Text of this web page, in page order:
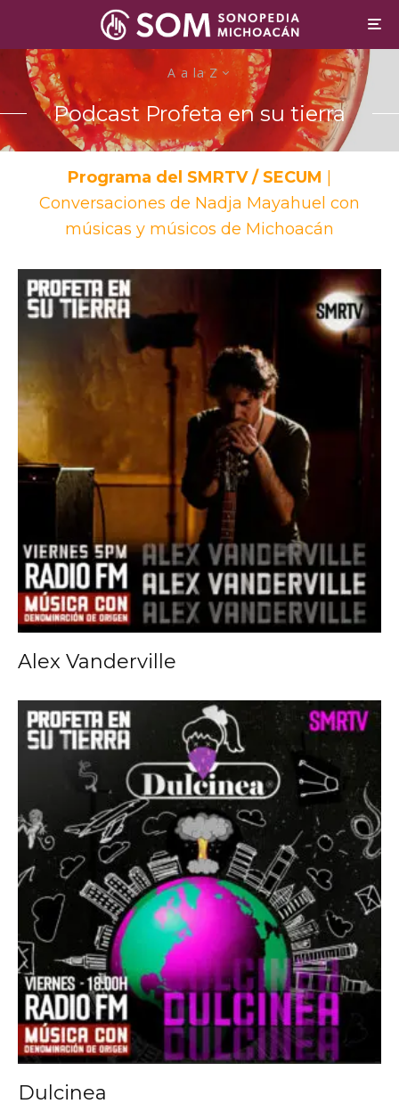
A a la Z
Podcast Profeta en su tierra
Programa del SMRTV / SECUM
Conversaciones de Nadja Mayahuel con
músicas y músicos de Michoacán
Alex Vanderville
Dulcinea